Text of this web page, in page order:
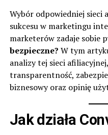
Wybór odpowiedniej sieci
sukcesu w marketingu
marketerów zadaje sobie
bezpieczne? W tym
analizy tej sieci
transparentność,
biznesowy oraz opinię
Jak działa